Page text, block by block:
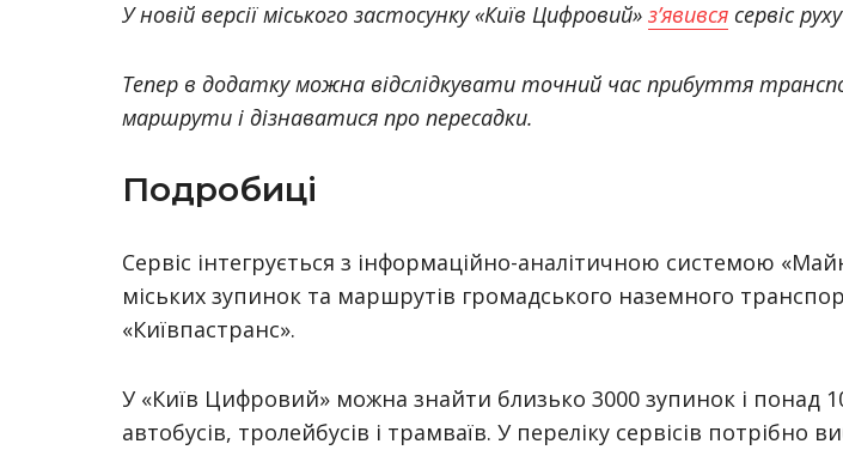
У новій версії міського застосунку «Київ Цифровий» з’явився сервіс
Тепер в додатку можна відслідкувати точний час прибуття
маршрути і дізнаватися про пересадки.
Подробиці
Сервіс інтегрується з інформаційно-аналітичною системою
міських зупинок та маршрутів громадського наземного
«Київпастранс».
У «Київ Цифровий» можна знайти близько 3000 зупинок і понад
автобусів, тролейбусів і трамваїв. У переліку сервісів потрібно